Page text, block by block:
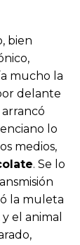
bien
mucho la
delante
arrancó
lo
medios,
. Se lo
la muleta
el animal